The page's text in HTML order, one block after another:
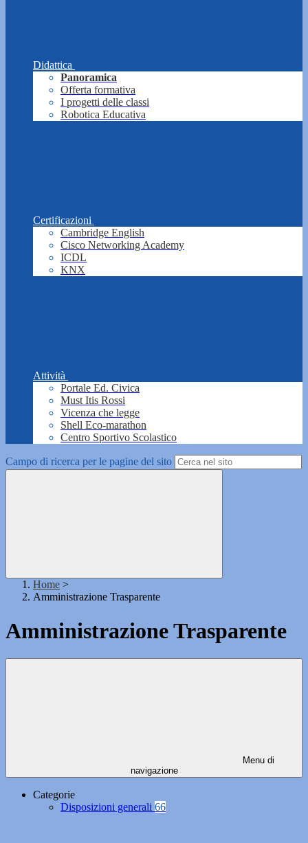
Didattica
Panoramica
Offerta formativa
I progetti delle classi
Robotica Educativa
Certificazioni
Cambridge English
Cisco Networking Academy
ICDL
KNX
Attività
Portale Ed. Civica
Must Itis Rossi
Vicenza che legge
Shell Eco-marathon
Centro Sportivo Scolastico
Campo di ricerca per le pagine del sito
Home >
Amministrazione Trasparente
Amministrazione Trasparente
Menu di
navigazione
Categorie
Disposizioni generali 66